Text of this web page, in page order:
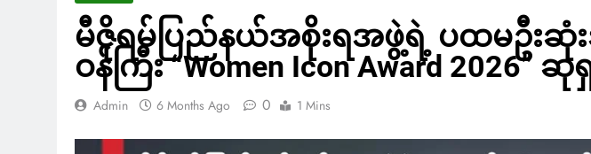
မီဇိုရမ်ပြည်နယ်အစိုးရအဖွဲ့ရဲ့ ပထမဦးဆုံး
ဝန်ကြီး “Women Icon Award 2026” ဆု
Admin 6 Months Ago 0 1 Mins